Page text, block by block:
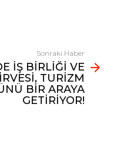
Sonraki Haber
İŞ BİRLİĞİ VE
TURİZM
BİR ARAYA
GETİRİYOR!